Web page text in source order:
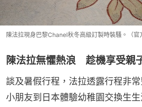
陳法拉現身巴黎Chanel秋冬高級訂製時裝騷。（官
陳法拉無懼熱浪 趁機享受親
談及暑假行程，法拉透露行程非
小朋友到日本體驗幼稚園交換生